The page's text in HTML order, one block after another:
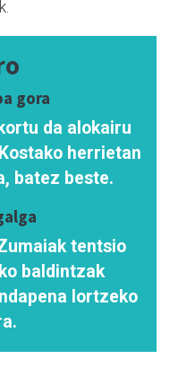
gora
da alokairu
herrietan
batez beste.
tentsio
baldintzak
lortzeko